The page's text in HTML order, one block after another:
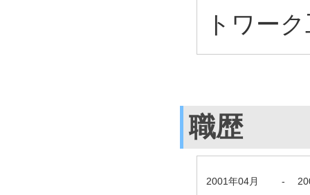
トワー
職歴
2001年04月 -